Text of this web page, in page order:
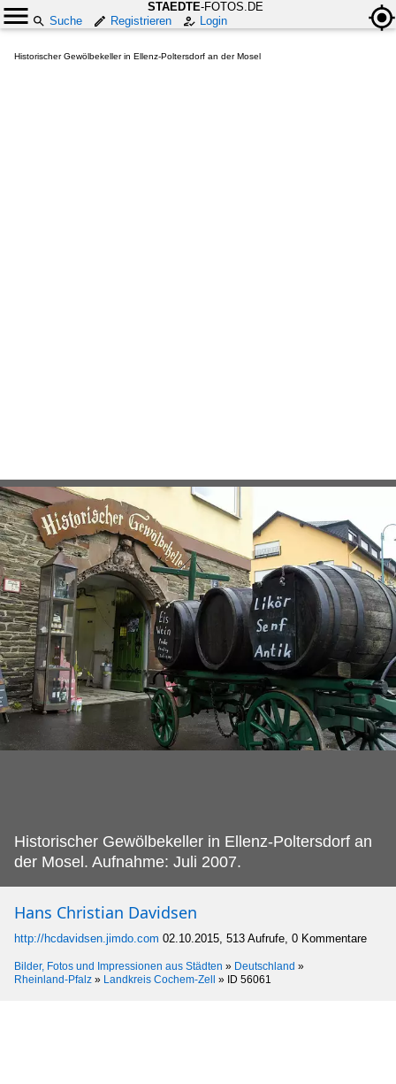
STAEDTE-FOTOS.DE
Suche
Registrieren Login
Historischer Gewölbekeller in Ellenz-Poltersdorf an der Mosel
Historischer Gewölbekeller in Ellenz-Poltersdorf an
der Mosel. Aufnahme: Juli 2007.
Hans Christian Davidsen
http://hcdavidsen.jimdo.com 02.10.2015, 513 Aufrufe, 0 Kommentare
Bilder, Fotos und Impressionen aus Städten » Deutschland »
Rheinland-Pfalz » Landkreis Cochem-Zell » ID 56061